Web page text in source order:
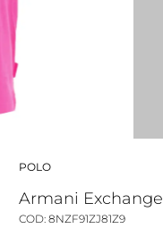
POLO
Armani Exchange
COD: 8NZF91ZJ81Z9